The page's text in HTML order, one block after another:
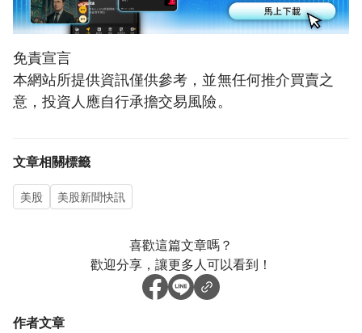
免責宣言
本網站所提供資訊僅供參考，並無任何推介買賣之
意，投資人應自行承擔交易風險。
文章相關標籤
美股 美股新聞快訊
喜歡這篇文章嗎？
歡迎分享，讓更多人可以看到！
作者文章